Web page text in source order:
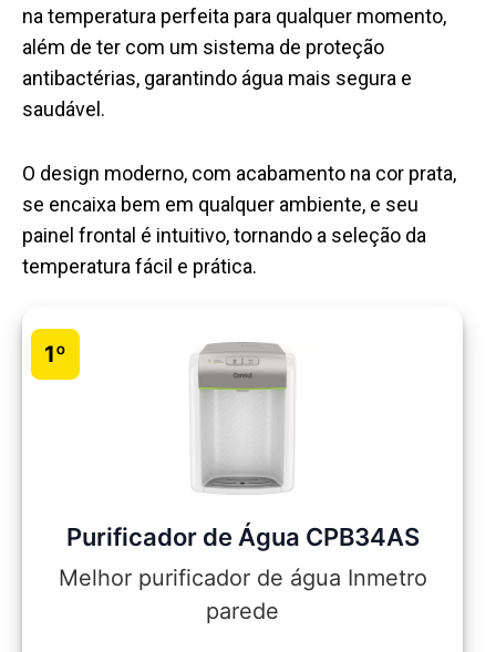
na temperatura perfeita para qualquer momento,
além de ter com um sistema de proteção
antibactérias, garantindo água mais segura e
saudável.
O design moderno, com acabamento na cor prata,
se encaixa bem em qualquer ambiente, e seu
painel frontal é intuitivo, tornando a seleção da
temperatura fácil e prática.
1º
Purificador de Água CPB34AS
Melhor purificador de água Inmetro
parede